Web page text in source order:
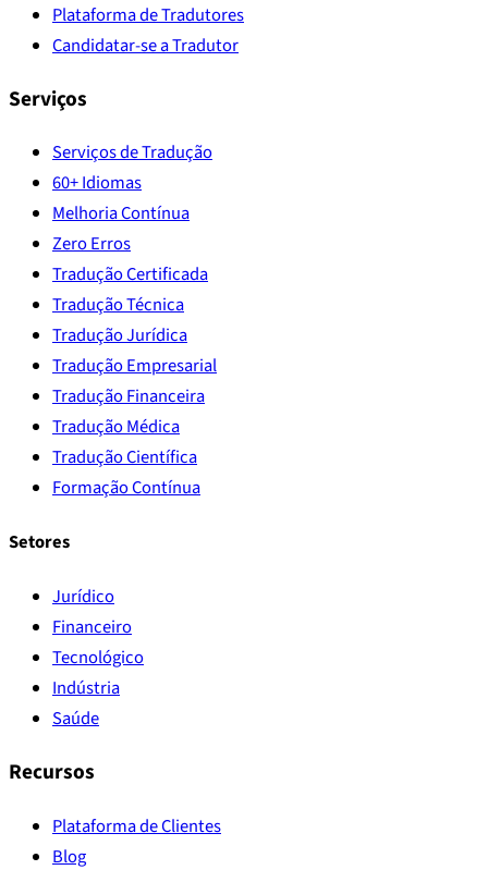
Plataforma de Tradutores
Candidatar-se a Tradutor
Serviços
Serviços de Tradução
60+ Idiomas
Melhoria Contínua
Zero Erros
Tradução Certificada
Tradução Técnica
Tradução Jurídica
Tradução Empresarial
Tradução Financeira
Tradução Médica
Tradução Científica
Formação Contínua
Setores
Jurídico
Financeiro
Tecnológico
Indústria
Saúde
Recursos
Plataforma de Clientes
Blog